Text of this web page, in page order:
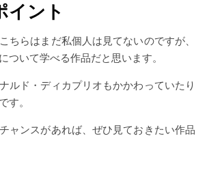
イント
ちらはまだ私個人は見てないのですが、
ついて学べる作品だと思います。
ルド・ディカプリオもかかわっていたり
す。
ャンスがあれば、ぜひ見ておきたい作品